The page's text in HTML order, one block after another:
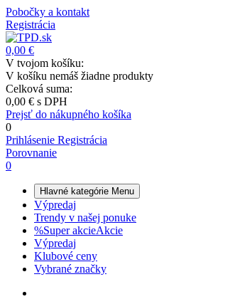
Pobočky a kontakt
Registrácia
0,00 €
V tvojom košíku:
V košíku nemáš žiadne produkty
Celková suma:
0,00 € s DPH
Prejsť do nákupného košíka
0
Prihlásenie Registrácia
Porovnanie
0
Hlavné kategórie Menu
Výpredaj
Trendy v našej ponuke
%Super akcieAkcie
Výpredaj
Klubové ceny
Vybrané značky